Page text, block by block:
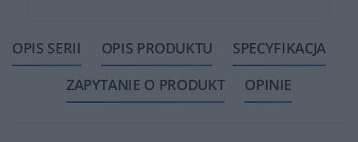
OPIS SERII OPIS PRODUKTU
SPECYFIKACJA
ZAPYTANIE O PRODUKT
OPINIE